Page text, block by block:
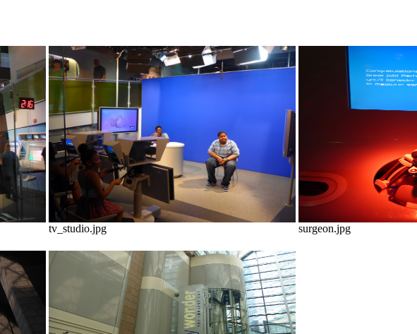
tv_studio.jpg surgeon.jpg